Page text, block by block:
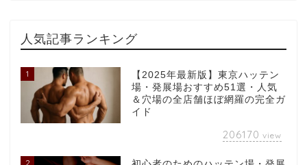
人気記事ランキング
1
【2025年最新版】東京ハッテン
場・発展場おすすめ51選・人気
＆穴場の全店舗ほぼ網羅の完全ガ
イド
206170 view
2